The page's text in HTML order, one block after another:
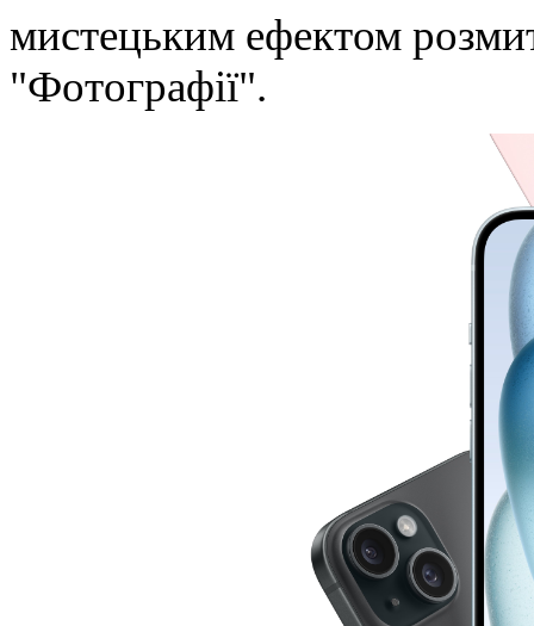
мистецьким ефектом
"Фотографії".